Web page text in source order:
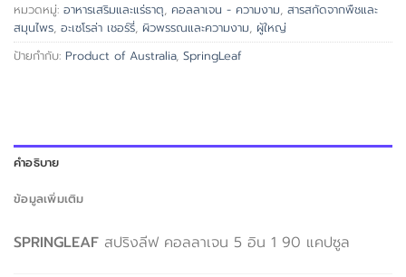
หมวดหมู่: อาหารเสริมและแร่ธาตุ, คอลลาเจน - ความงาม, สารสกัดจากพืชและ
สมุนไพร, อะเซโรล่า เชอร์รี่, ผิวพรรณและความงาม, ผู้ใหญ่
ป้ายกำกับ: Product of Australia, SpringLeaf
คำอธิบาย
ข้อมูลเพิ่มเติม
SPRINGLEAF สปริงลีฟ คอลลาเจน 5 อิน 1 90 แคปซูล